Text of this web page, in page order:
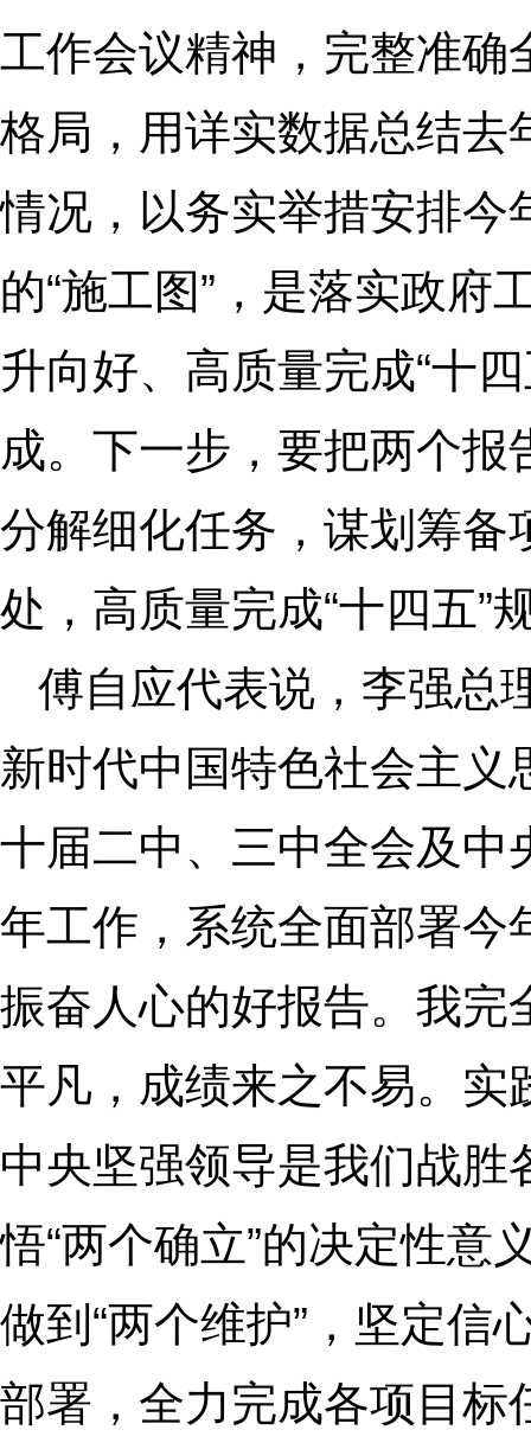
工作会议精神，完整准确
格局，用详实数据总结去
情况，以务实举措安排今
的“施工图”，是落实政府
升向好、高质量完成“十
成。下一步，要把两个
分解细化任务，谋划筹备
处，高质量完成“十四五”
傅自应代表说，李强总
新时代中国特色社会主
十届二中、三中全会及中
年工作，系统全面部署今
振奋人心的好报告。我完
平凡，成绩来之不易。实
中央坚强领导是我们战
悟“两个确立”的决定性意
做到“两个维护”，坚定信
部署，全力完成各项目标